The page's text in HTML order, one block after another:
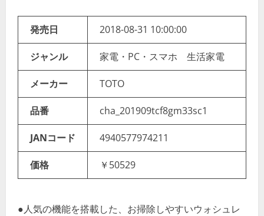
発売日 2018-08-31 10:00:00
ジャンル 家電・PC・スマホ 生活家電
メーカー TOTO
品番 cha_201909tcf8gm33sc1
JANコード 4940577974211
価格 ￥50529
●人気の機能を搭載した、お掃除しやすいウォシュレ